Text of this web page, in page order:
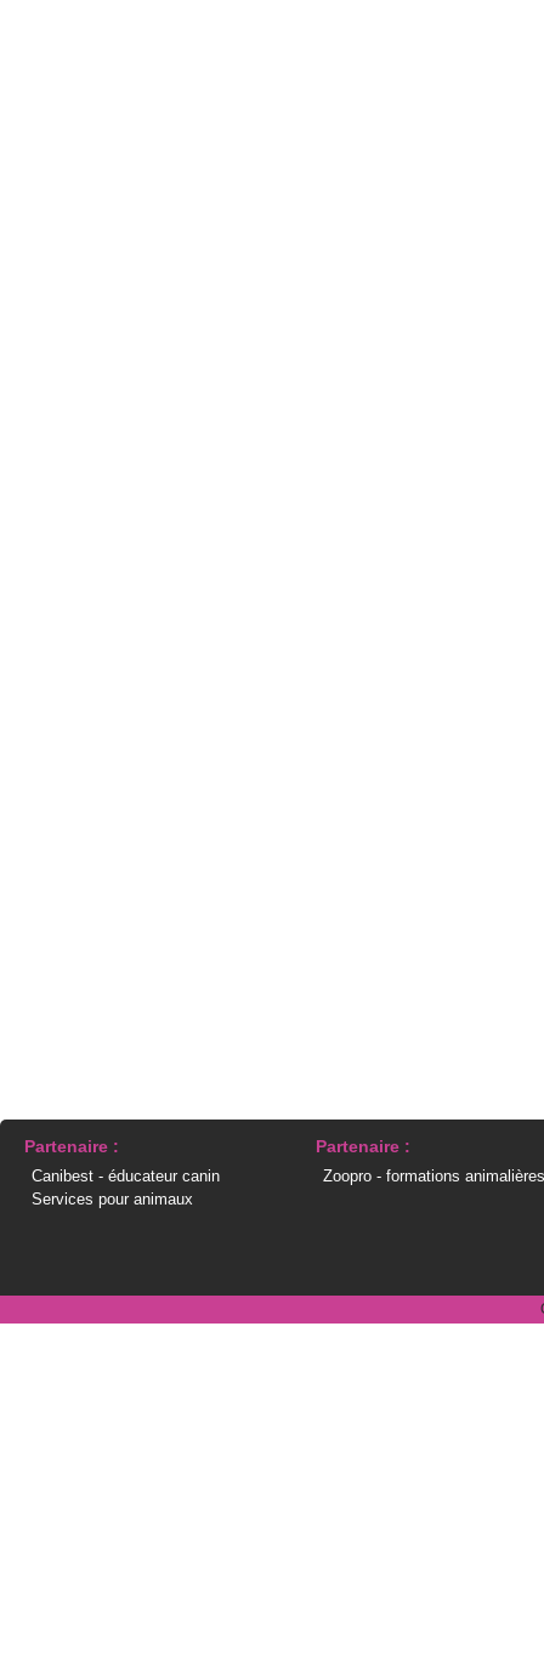
Partenaire :
Canibest - éducateur canin
Services pour animaux
Partenaire :
Zoopro - formations animalières